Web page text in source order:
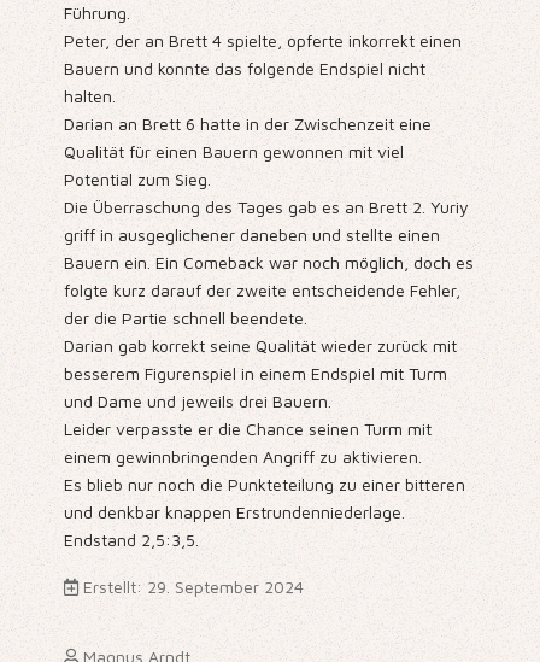
Führung.
Peter, der an Brett 4 spielte, opferte inkorrekt einen
Bauern und konnte das folgende Endspiel nicht
halten.
Darian an Brett 6 hatte in der Zwischenzeit eine
Qualität für einen Bauern gewonnen mit viel
Potential zum Sieg.
Die Überraschung des Tages gab es an Brett 2. Yuriy
griff in ausgeglichener daneben und stellte einen
Bauern ein. Ein Comeback war noch möglich, doch es
folgte kurz darauf der zweite entscheidende Fehler,
der die Partie schnell beendete.
Darian gab korrekt seine Qualität wieder zurück mit
besserem Figurenspiel in einem Endspiel mit Turm
und Dame und jeweils drei Bauern.
Leider verpasste er die Chance seinen Turm mit
einem gewinnbringenden Angriff zu aktivieren.
Es blieb nur noch die Punkteteilung zu einer bitteren
und denkbar knappen Erstrundenniederlage.
Endstand 2,5:3,5.
Erstellt: 29. September 2024
Magnus Arndt